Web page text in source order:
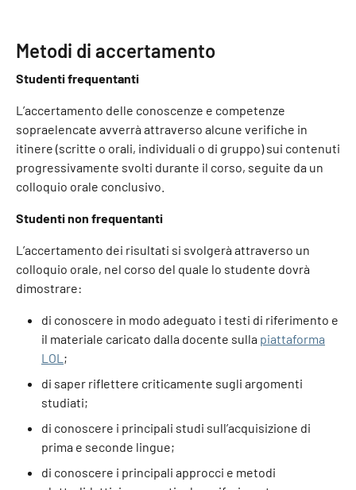
Metodi di accertamento
Studenti frequentanti
L’accertamento delle conoscenze e competenze
sopraelencate avverrà attraverso alcune verifiche in
itinere (scritte o orali, individuali o di gruppo) sui contenuti
progressivamente svolti durante il corso, seguite da un
colloquio orale conclusivo.
Studenti non frequentanti
L’accertamento dei risultati si svolgerà attraverso un
colloquio orale, nel corso del quale lo studente dovrà
dimostrare:
di conoscere in modo adeguato i testi di riferimento e
il materiale caricato dalla docente sulla piattaforma
LOL ;
di saper riflettere criticamente sugli argomenti
studiati;
di conoscere i principali studi sull’acquisizione di
prima e seconde lingue;
di conoscere i principali approcci e metodi